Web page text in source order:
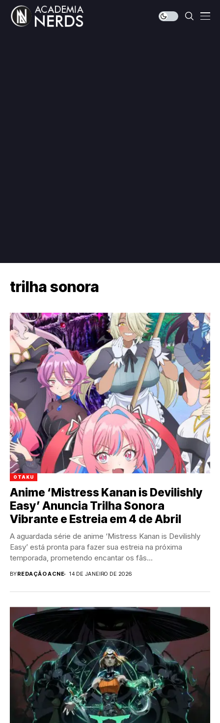
trilha sonora
OTAKU
Anime ‘Mistress Kanan is Devilishly
Easy’ Anuncia Trilha Sonora
Vibrante e Estreia em 4 de Abril
A aguardada série de anime ‘Mistress Kanan is Devilishly
Easy’ está pronta para fazer sua estreia na próxima
temporada, prometendo encantar os fãs...
BYREDAÇÃO ACNE 14 DE JANEIRO DE 2026